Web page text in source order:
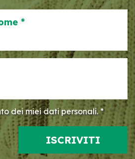
*
dei miei dati personali. *